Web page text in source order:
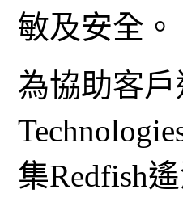
敏及安全。
為協助客
集Redfish